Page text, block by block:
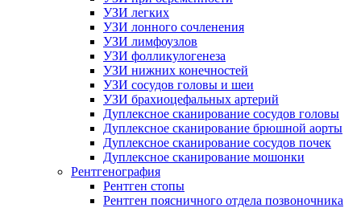
УЗИ легких
УЗИ лонного сочленения
УЗИ лимфоузлов
УЗИ фолликулогенеза
УЗИ нижних конечностей
УЗИ сосудов головы и шеи
УЗИ брахиоцефальных артерий
Дуплексное сканирование сосудов головы
Дуплексное сканирование брюшной аорты
Дуплексное сканирование сосудов почек
Дуплексное сканирование мошонки
Рентгенография
Рентген стопы
Рентген поясничного отдела позвоночника